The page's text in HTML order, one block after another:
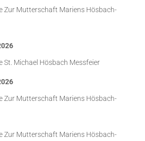
Zur Mutterschaft Mariens Hösbach-
St. Michael Hösbach Messfeier
Zur Mutterschaft Mariens Hösbach-
Zur Mutterschaft Mariens Hösbach-